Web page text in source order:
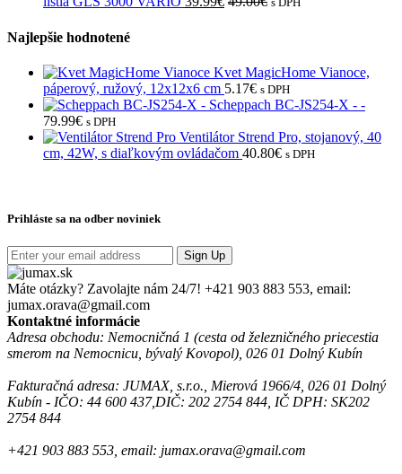
Najlepšie hodnotené
Kvet MagicHome Vianoce,
páperový, ružový, 12x12x6 cm 5.17€ s DPH
Scheppach BC-JS254-X - -
79.99€ s DPH
Ventilátor Strend Pro, stojanový, 40
cm, 42W, s diaľkovým ovládačom 40.80€ s DPH
Prihláste sa na odber noviniek
Sign Up
Máte otázky? Zavolajte nám 24/7! +421 903 883 553, email:
jumax.orava@gmail.com
Kontaktné informácie
Adresa obchodu: Nemocničná 1 (cesta od železničného priecestia
smerom na Nemocnicu, bývalý Kovopol), 026 01 Dolný Kubín
Fakturačná adresa: JUMAX, s.r.o., Mierová 1966/4, 026 01 Dolný
Kubín - IČO: 44 600 437,DIČ: 202 2754 844, IČ DPH: SK202
2754 844
+421 903 883 553, email: jumax.orava@gmail.com